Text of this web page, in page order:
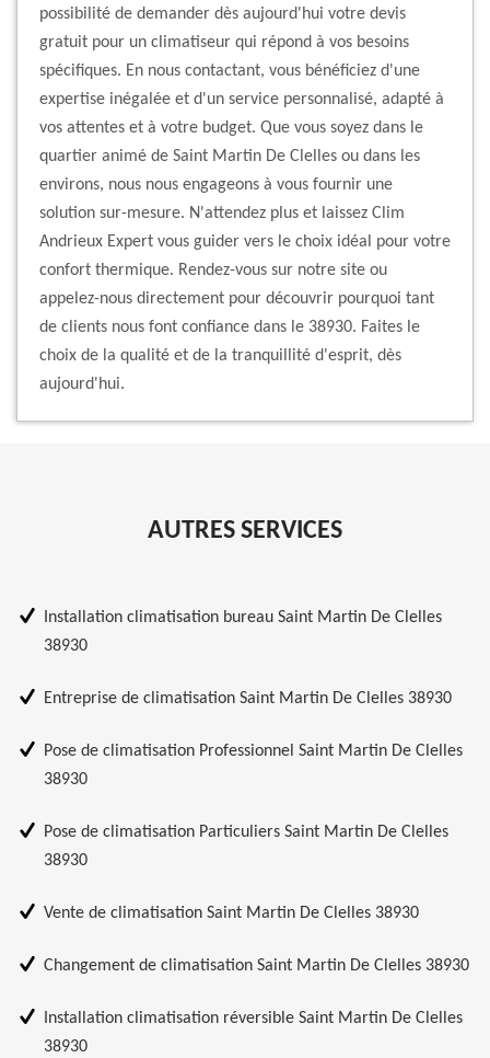
possibilité de demander dès aujourd'hui votre devis
gratuit pour un climatiseur qui répond à vos besoins
spécifiques. En nous contactant, vous bénéficiez d'une
expertise inégalée et d'un service personnalisé, adapté à
vos attentes et à votre budget. Que vous soyez dans le
quartier animé de Saint Martin De Clelles ou dans les
environs, nous nous engageons à vous fournir une
solution sur-mesure. N'attendez plus et laissez Clim
Andrieux Expert vous guider vers le choix idéal pour votre
confort thermique. Rendez-vous sur notre site ou
appelez-nous directement pour découvrir pourquoi tant
de clients nous font confiance dans le 38930. Faites le
choix de la qualité et de la tranquillité d'esprit, dès
aujourd'hui.
AUTRES SERVICES
Installation climatisation bureau Saint Martin De Clelles
38930
Entreprise de climatisation Saint Martin De Clelles 38930
Pose de climatisation Professionnel Saint Martin De Clelles
38930
Pose de climatisation Particuliers Saint Martin De Clelles
38930
Vente de climatisation Saint Martin De Clelles 38930
Changement de climatisation Saint Martin De Clelles 38930
Installation climatisation réversible Saint Martin De Clelles
38930